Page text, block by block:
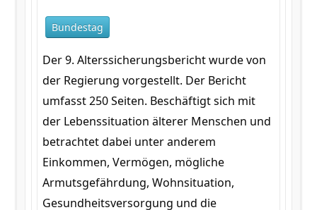
Bundestag
Der 9. Alterssicherungsbericht wurde von
der Regierung vorgestellt. Der Bericht
umfasst 250 Seiten. Beschäftigt sich mit
der Lebenssituation älterer Menschen und
betrachtet dabei unter anderem
Einkommen, Vermögen, mögliche
Armutsgefährdung, Wohnsituation,
Gesundheitsversorgung und die